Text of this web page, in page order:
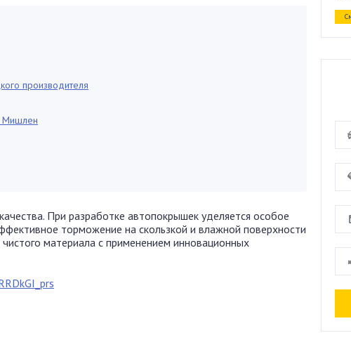
производителя
Мишлен
При разработке автопокрышек уделяется особое
торможение на скользкой и влажной поверхности
материала с применением инновационных